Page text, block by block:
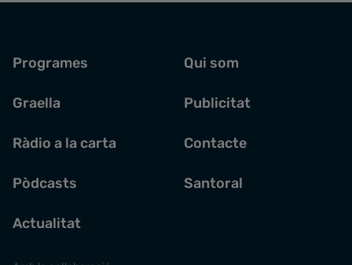
Programes
Graella
Ràdio a la carta
Pòdcasts
Actualitat
Qui som
Publicitat
Contacte
Santoral